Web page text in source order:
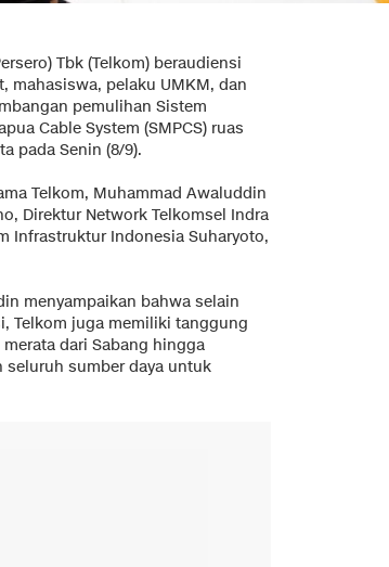
Tbk (Telkom) beraudiensi
mahasiswa, pelaku UMKM, dan
pemulihan Sistem
Cable System (SMPCS) ruas
pada Senin (8/9).
Telkom, Muhammad Awaluddin
Direktur Network Telkomsel Indra
Infrastruktur Indonesia Suharyoto,
menyampaikan bahwa selain
Telkom juga memiliki tanggung
dari Sabang hingga
seluruh sumber daya untuk